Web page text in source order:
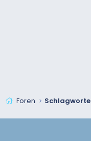
Foren Schlagworte